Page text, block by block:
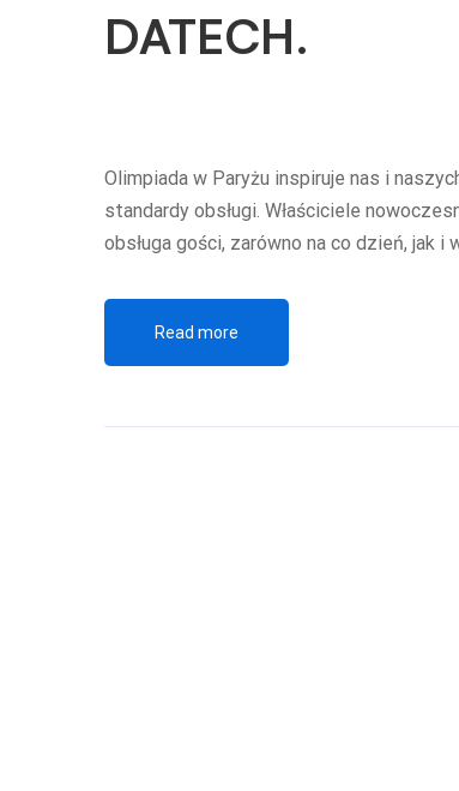
DATECH.
Olimpiada w Paryżu inspiruje nas i
standardy obsługi. Właściciele
obsługa gości, zarówno na co dzień, jak i
Read more